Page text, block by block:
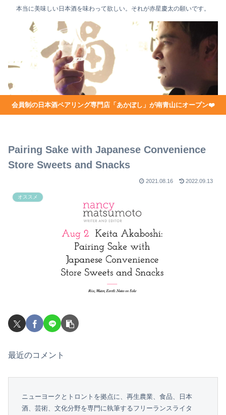
本当に美味しい日本酒を味わって欲しい。それが赤星慶太の願いです。
会員制の日本酒ペアリング専門店「あかぼし」が南青山にオープン❤️
Pairing Sake with Japanese Convenience
Store Sweets and Snacks
2021.08.16 2022.09.13
オススメ
最近のコメント
ニューヨークとトロントを拠点に、再生農業、食品、日本
酒、芸術、文化分野を専門に執筆するフリーランスライタ